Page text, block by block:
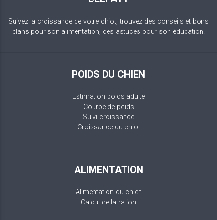
Suivez la croissance de votre chiot, trouvez des conseils et bons
plans pour son alimentation, des astuces pour son éducation.
POIDS DU CHIEN
Estimation poids adulte
Courbe de poids
Suivi croissance
Croissance du chiot
ALIMENTATION
Alimentation du chien
Calcul de la ration